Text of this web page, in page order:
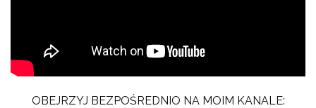
OBEJRZYJ BEZPOŚREDNIO NA MOIM KANALE: